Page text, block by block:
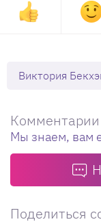
Виктория
Комментарии
Мы знаем, вам
Поделиться